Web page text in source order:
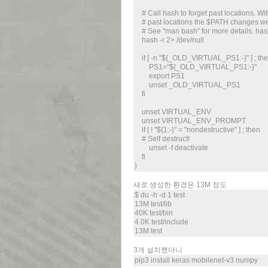
# Call hash to forget past locations.
# past locations the $PATH changes
# See "man bash" for more details.
hash -r 2> /dev/null
if [ -n "${_OLD_VIRTUAL_PS1:-}" ] ;
PS1="${_OLD_VIRTUAL_PS1:-}"
export PS1
unset _OLD_VIRTUAL_PS1
fi
unset VIRTUAL_ENV
unset VIRTUAL_ENV_PROMPT
if [ ! "${1:-}" = "nondestructive" ] ; then
# Self destruct!
unset -f deactivate
fi
}
새로 생성한 환경은 13M 정도
$ du -h -d 1 test
13M test/lib
40K test/bin
4.0K test/include
13M test
3개 설치했더니
pip3 install keras mobilenet-v3 numpy